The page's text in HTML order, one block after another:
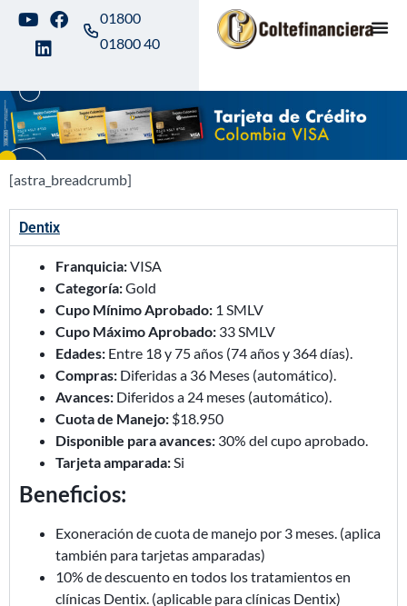
01800
01800 40
[astra_breadcrumb]
Dentix
Franquicia:VISA
Categoría:Gold
Cupo Mínimo Aprobado: 1 SMLV
Cupo Máximo Aprobado: 33 SMLV
Edades: Entre 18 y 75 años (74 años y 364 días).
Compras: Diferidas a 36 Meses (automático).
Avances: Diferidos a 24 meses (automático).
Cuota de Manejo: $18.950
Disponible para avances: 30% del cupo aprobado.
Tarjeta amparada:Si
Beneficios:
Exoneración de cuota de manejo por 3 meses. (aplica
también para tarjetas amparadas)
10% de descuento en todos los tratamientos en
clínicas Dentix. (aplicable para clínicas Dentix)